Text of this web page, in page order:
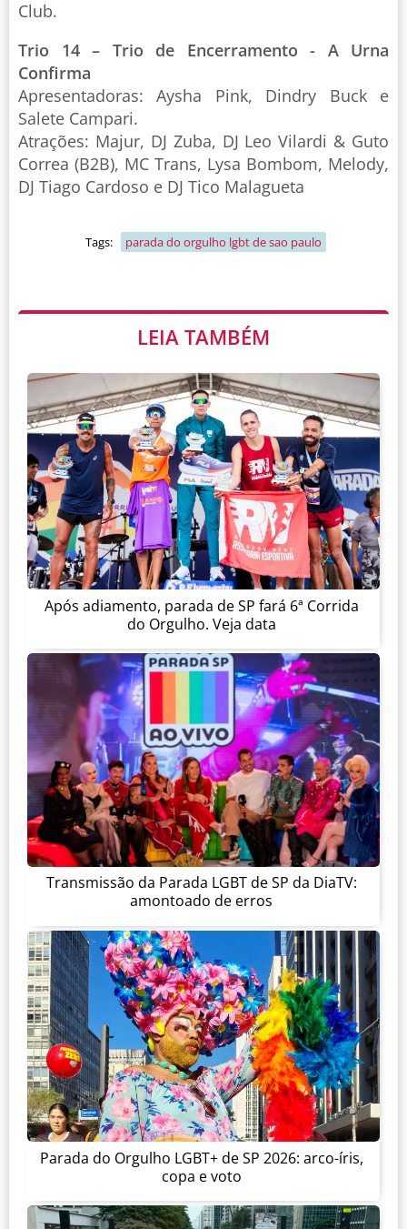
Club.
Trio 14 – Trio de Encerramento - A Urna
Confirma
Apresentadoras: Aysha Pink, Dindry Buck e
Salete Campari.
Atrações: Majur, DJ Zuba, DJ Leo Vilardi & Guto
Correa (B2B), MC Trans, Lysa Bombom, Melody,
DJ Tiago Cardoso e DJ Tico Malagueta
Tags: parada do orgulho lgbt de sao paulo
LEIA TAMBÉM
Após adiamento, parada de SP fará 6ª Corrida
do Orgulho. Veja data
Transmissão da Parada LGBT de SP da DiaTV:
amontoado de erros
Parada do Orgulho LGBT+ de SP 2026: arco-íris,
copa e voto